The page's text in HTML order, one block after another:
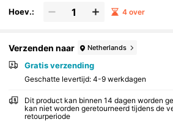
Hoev.: 4 over
Verzenden naar Netherlands
Gratis verzending
Geschatte levertijd: 4-9 werkdagen
Dit product kan binnen 14 dagen worden
kan niet worden geretourneerd tijdens de
retourperiode